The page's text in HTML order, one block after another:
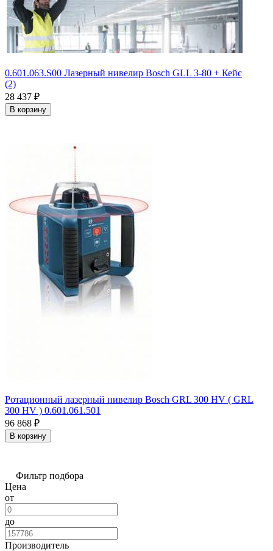
0.601.063.S00 Лазерный нивелир Bosch GLL 3-80 + Кейс
(2)
28 437 ₽
В корзину
Ротационный лазерный нивелир Bosch GRL 300 HV ( GRL
300 HV ) 0.601.061.501
96 868 ₽
В корзину
Фильтр подбора
Цена
от
до
Производитель